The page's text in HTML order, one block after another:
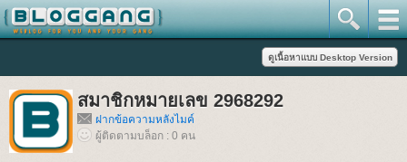
สมาชิกหมายเลข 2968292
ฝากข้อความหลังไมค์
ผู้ติดตามบล็อก : 0 คน